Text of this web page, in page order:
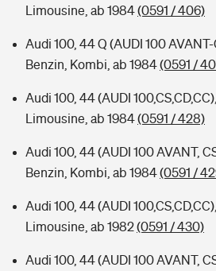
Limousine, ab 1984(0591 / 406)
Audi 100, 44 Q (AUDI 100 AVANT-
Benzin, Kombi, ab 1984(0591 /
Audi 100, 44 (AUDI
Limousine, ab 1984(0591 / 428)
Audi 100, 44 (AUDI 100 AVANT,
Benzin, Kombi, ab 1984(0591 /
Audi 100, 44 (AUDI
Limousine, ab 1982(0591 / 430)
Audi 100, 44 (AUDI 100 AVANT,